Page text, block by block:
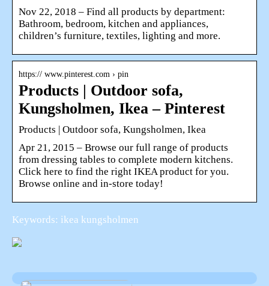
Nov 22, 2018 – Find all products by department:
Bathroom, bedroom, kitchen and appliances,
children’s furniture, textiles, lighting and more.
https:// www.pinterest.com › pin
Products | Outdoor sofa,
Kungsholmen, Ikea – Pinterest
Products | Outdoor sofa, Kungsholmen, Ikea
Apr 21, 2015 – Browse our full range of products
from dressing tables to complete modern kitchens.
Click here to find the right IKEA product for you.
Browse online and in-store today!
Keywords: ikea kungsholmen